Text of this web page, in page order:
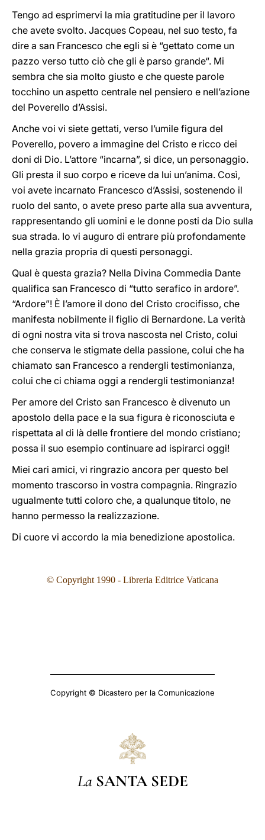
Tengo ad esprimervi la mia gratitudine per il lavoro
che avete svolto. Jacques Copeau, nel suo testo, fa
dire a san Francesco che egli si è “gettato come un
pazzo verso tutto ciò che gli è parso grande“. Mi
sembra che sia molto giusto e che queste parole
tocchino un aspetto centrale nel pensiero e nell’azione
del Poverello d’Assisi.
Anche voi vi siete gettati, verso l’umile figura del
Poverello, povero a immagine del Cristo e ricco dei
doni di Dio. L’attore “incarna”, si dice, un personaggio.
Gli presta il suo corpo e riceve da lui un’anima. Così,
voi avete incarnato Francesco d’Assisi, sostenendo il
ruolo del santo, o avete preso parte alla sua avventura,
rappresentando gli uomini e le donne posti da Dio sulla
sua strada. Io vi auguro di entrare più profondamente
nella grazia propria di questi personaggi.
Qual è questa grazia? Nella Divina Commedia Dante
qualifica san Francesco di “tutto serafico in ardore”.
“Ardore”! È l’amore il dono del Cristo crocifisso, che
manifesta nobilmente il figlio di Bernardone. La verità
di ogni nostra vita si trova nascosta nel Cristo, colui
che conserva le stigmate della passione, colui che ha
chiamato san Francesco a rendergli testimonianza,
colui che ci chiama oggi a rendergli testimonianza!
Per amore del Cristo san Francesco è divenuto un
apostolo della pace e la sua figura è riconosciuta e
rispettata al di là delle frontiere del mondo cristiano;
possa il suo esempio continuare ad ispirarci oggi!
Miei cari amici, vi ringrazio ancora per questo bel
momento trascorso in vostra compagnia. Ringrazio
ugualmente tutti coloro che, a qualunque titolo, ne
hanno permesso la realizzazione.
Di cuore vi accordo la mia benedizione apostolica.
© Copyright 1990 - Libreria Editrice Vaticana
Copyright © Dicastero per la Comunicazione
La SANTA SEDE